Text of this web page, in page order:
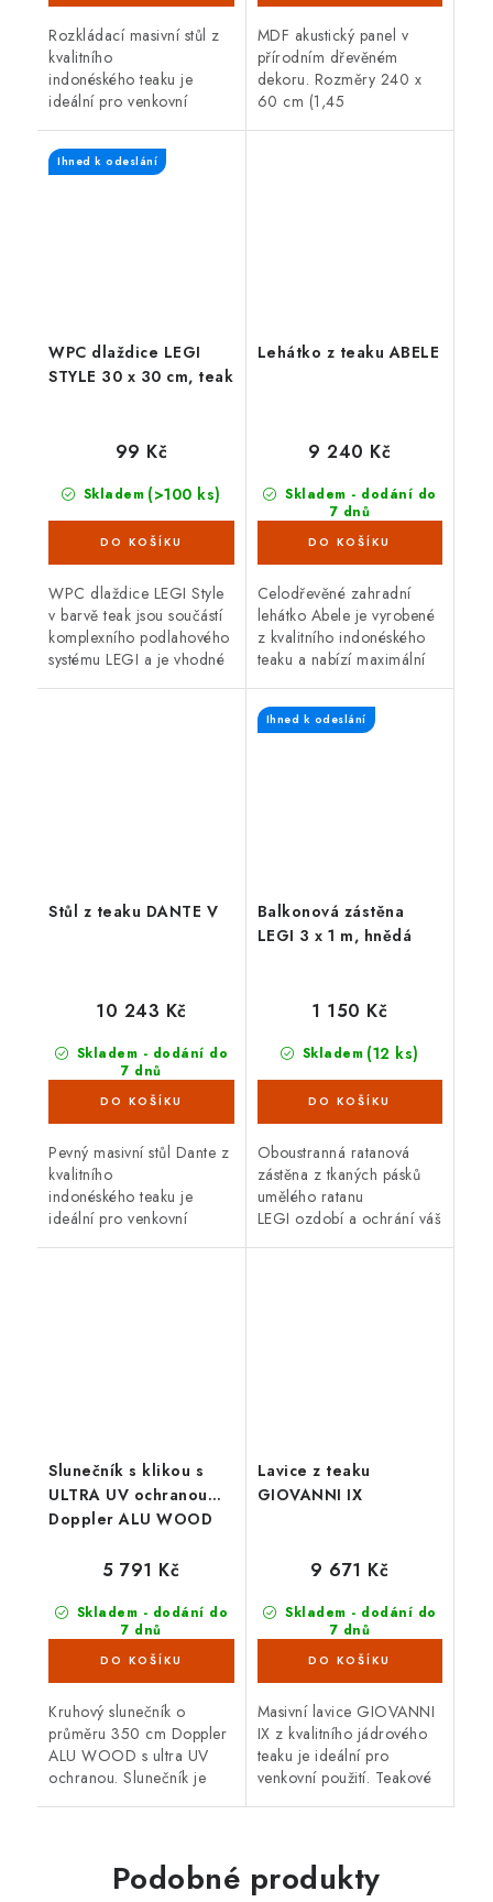
Rozkládací masivní stůl z
kvalitního
indonéského teaku je
ideální pro venkovní
velice odolné proti vnějším
vlivům, nepříznivé počasí,
MDF akustický panel v
přírodním dřevěném
dekoru. Rozměry 240 x
60 cm (1,45
WPC dlaždice LEGI
STYLE 30 x 30 cm, teak
Ihned k odeslání
Skladem (>100 ks)
99 Kč
WPC dlaždice LEGI Style
v barvě teak jsou součástí
komplexního podlahového
systému LEGI a je vhodné
Lehátko z teaku ABELE
Skladem - dodání do
7 dnů
(5 ks)
9 240 Kč
Celodřevěné zahradní
lehátko Abele je vyrobené
z kvalitního indonéského
teaku a nabízí maximální
velice odolné proti vnějším
vlivům, nepříznivé
Stůl z teaku DANTE V
Skladem - dodání do
7 dnů
10 243 Kč
Pevný masivní stůl Dante z
kvalitního
indonéského teaku je
ideální pro venkovní
Balkonová zástěna
LEGI 3 x 1 m, hnědá
Ihned k odeslání
Skladem (12 ks)
1 150 Kč
Oboustranná ratanová
zástěna z tkaných pásků
umělého ratanu
LEGI ozdobí a ochrání váš
Slunečník s klikou s
ULTRA UV ochranou
Doppler ALU WOOD
Skladem - dodání do
7 dnů
5 791 Kč
Kruhový slunečník o
průměru 350 cm Doppler
ALU WOOD s ultra UV
ochranou. Slunečník je
Lavice z teaku
GIOVANNI IX
Skladem - dodání do
7 dnů
9 671 Kč
Masivní lavice GIOVANNI
IX z kvalitního jádrového
teaku je ideální pro
venkovní použití. Teakové
Podobné produkty